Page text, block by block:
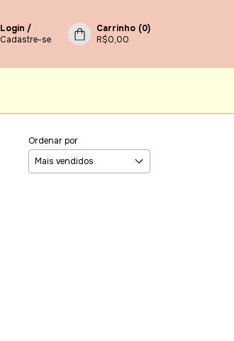
Login /
Cadastre-se
Carrinho (0)
R$0,00
Ordenar por